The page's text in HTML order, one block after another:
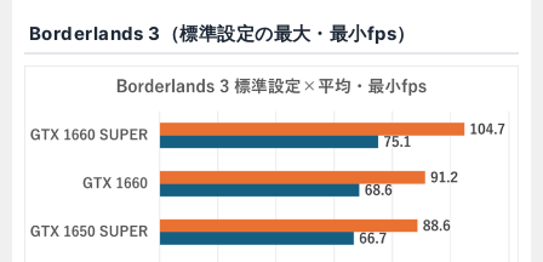
Borderlands 3（標準設定の最大・最小fps）